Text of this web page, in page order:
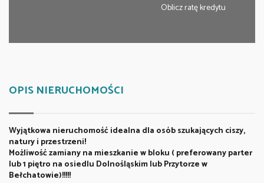
Oblicz ratę kredytu
OPIS NIERUCHOMOŚCI
Wyjątkowa nieruchomość idealna dla osób szukających ciszy,
natury i przestrzeni!
Możliwość zamiany na mieszkanie w bloku ( preferowany parter
lub 1 piętro na osiedlu Dolnośląskim lub Przytorze w
Bełchatowie)!!!!!